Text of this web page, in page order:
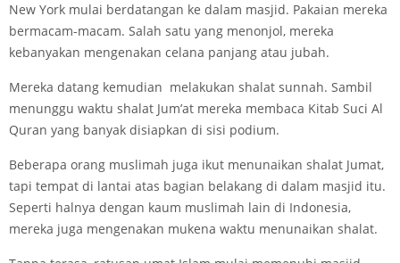
New York mulai berdatangan ke dalam masjid. Pakaian mereka
bermacam-macam. Salah satu yang menonjol, mereka
kebanyakan mengenakan celana panjang atau jubah.
Mereka datang kemudian melakukan shalat sunnah. Sambil
menunggu waktu shalat Jum’at mereka membaca Kitab Suci Al
Quran yang banyak disiapkan di sisi podium.
Beberapa orang muslimah juga ikut menunaikan shalat Jumat,
tapi tempat di lantai atas bagian belakang di dalam masjid itu.
Seperti halnya dengan kaum muslimah lain di Indonesia,
mereka juga mengenakan mukena waktu menunaikan shalat.